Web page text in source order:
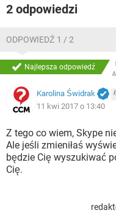
2 odpowiedzi
ODPOWIEDŹ 1 / 2
Najlepsza odpowiedź
Karolina Świdrak
11 kwi 2017 o 13:40
Z tego co wiem, Skype
Ale jeśli zmieniłaś
będzie Cię wyszukiwać
Cię.